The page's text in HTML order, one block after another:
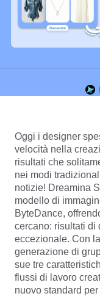
Oggi i designer
velocità nella
risultati che
nei modi
notizie! Dreamina
modello di
ByteDance,
cercano: risultati di
eccezionale. Con
generazione di
sue tre
flussi di lavoro
nuovo standard